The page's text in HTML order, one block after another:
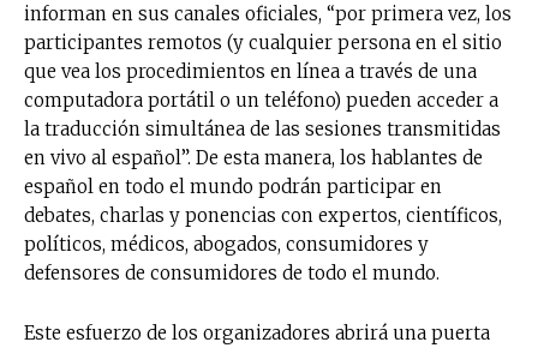
informan en sus canales oficiales, “por primera vez, los
participantes remotos (y cualquier persona en el sitio
que vea los procedimientos en línea a través de una
computadora portátil o un teléfono) pueden acceder a
la traducción simultánea de las sesiones transmitidas
en vivo al español”. De esta manera, los hablantes de
español en todo el mundo podrán participar en
debates, charlas y ponencias con expertos, científicos,
políticos, médicos, abogados, consumidores y
defensores de consumidores de todo el mundo.
Este esfuerzo de los organizadores abrirá una puerta